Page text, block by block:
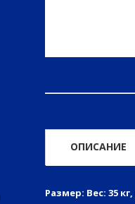
ОПИСАНИЕ
Размер: Вес: 35